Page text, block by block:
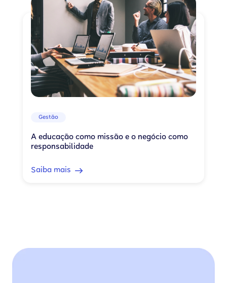
Gestão
A educação como missão e o negócio como
responsabilidade
Saiba mais